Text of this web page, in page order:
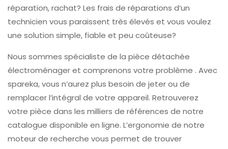
réparation, rachat? Les frais de réparations d’un
technicien vous paraissent très élevés et vous voulez
une solution simple, fiable et peu coûteuse?
Nous sommes spécialiste de la pièce détachée
électroménager et comprenons votre problème . Avec
spareka, vous n’aurez plus besoin de jeter ou de
remplacer l’intégral de votre appareil. Retrouverez
votre pièce dans les milliers de références de notre
catalogue disponible en ligne. L’ergonomie de notre
moteur de recherche vous permet de trouver